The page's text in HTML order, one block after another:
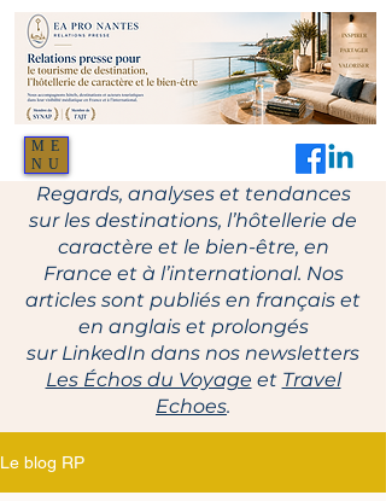
ME
NU
Regards, analyses et tendances
sur les destinations, l’hôtellerie de
caractère et le bien-être, en
France et à l’international. Nos
articles sont publiés en français et
en anglais et prolongés
sur LinkedIn dans nos newsletters
Les Échos du Voyage et Travel
Echoes.
Le blog RP